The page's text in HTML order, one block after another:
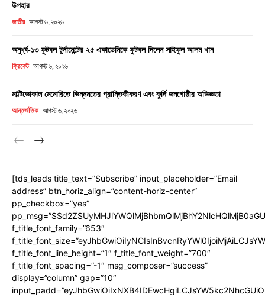
উপহার
জাতীয় আগস্ট ৬, ২০২৬
অনুর্ধ্ব-১৩ ফুটবল টুর্নামেন্টের ২৫ একাডেমিকে ফুটবল দিলেন সাইফুল আলম খান
ক্রিকেট আগস্ট ৬, ২০২৬
মাল্টিভোকাল মেমোরিতে ভিন্নমতের প্রান্তিকীকরণ এবং কুর্দি জনগোষ্ঠীর অভিজ্ঞতা
আন্তর্জাতিক আগস্ট ৬, ২০২৬
[tds_leads title_text=”Subscribe” input_placeholder=”Email
address” btn_horiz_align=”content-horiz-center”
pp_checkbox=”yes”
f_title_font_family=”653″
f_title_font_line_height=”1″ f_title_font_weight=”700″
f_title_font_spacing=”-1″ msg_composer=”success”
display=”column” gap=”10″